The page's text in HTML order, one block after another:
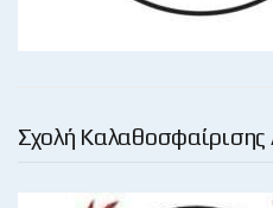
Σχολή Καλαθοσφαίρισης